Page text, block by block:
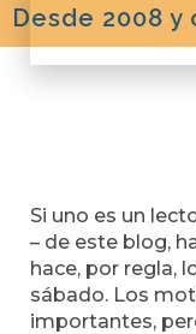
Desde 2008
Si uno es un
– de este blog,
hace, por regla,
sábado. Los
importantes,